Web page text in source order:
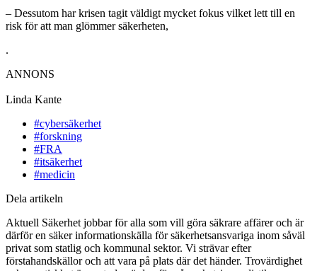
– Dessutom har krisen tagit väldigt mycket fokus vilket lett till en
risk för att man glömmer säkerheten,
.
ANNONS
Linda Kante
#cybersäkerhet
#forskning
#FRA
#itsäkerhet
#medicin
Dela artikeln
Aktuell Säkerhet jobbar för alla som vill göra säkrare affärer och är
därför en säker informationskälla för säkerhetsansvariga inom såväl
privat som statlig och kommunal sektor. Vi strävar efter
förstahandskällor och att vara på plats där det händer. Trovärdighet